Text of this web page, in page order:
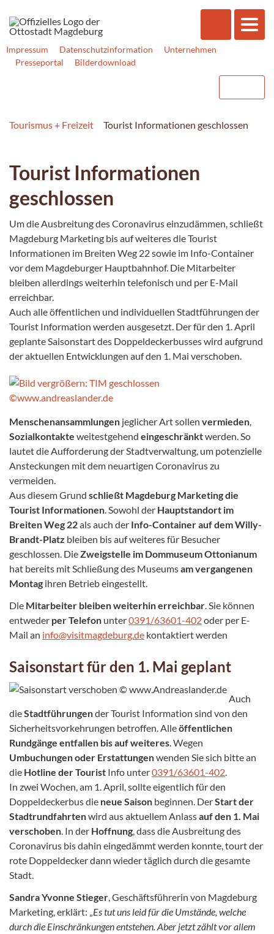
Impressum Datenschutzinformation
Unternehmen
Presseportal
Bilderdownload
Tourismus + Freizeit Tourist Informationen geschlossen
Tourist Informationen
geschlossen
Um die Ausbreitung des Coronavirus einzudämmen, schließt
Magdeburg Marketing bis auf weiteres die Tourist
Informationen im Breiten Weg 22 sowie im Info-Container
vor dem Magdeburger Hauptbahnhof. Die Mitarbeiter
bleiben allerdings weiterhin telefonisch und per E-Mail
erreichbar.
Auch alle öffentlichen und individuellen Stadtführungen der
Tourist Information werden ausgesetzt. Der für den 1. April
geplante Saisonstart des Doppeldeckerbusses wird aufgrund
der aktuellen Entwicklungen auf den 1. Mai verschoben.
Menschenansammlungen jeglicher Art sollen vermieden
Sozialkontakte weitestgehend eingeschränktwerden. So
lautet die Aufforderung der Stadtverwaltung, um potenzielle
Ansteckungen mit dem neuartigen Coronavirus zu
vermeiden.
Aus diesem Grund schließt Magdeburg Marketing die
Tourist Informationen . Sowohl der Hauptstandort im
Breiten Weg 22als auch der Info-Container auf dem Willy-
Brandt-Platz bleiben bis auf weiteres für Besucher
geschlossen. DieZweigstelle im Dommuseum Ottonianum
hat bereits mit Schließung des Museumsam vergangenen
Montag ihren Betrieb eingestellt.
Die Mitarbeiter bleiben weiterhin erreichbar . Sie können
entweder per Telefon unter0391/63601-402oder per E-
Mail an info@visitmagdeburg.de kontaktiert werden
Saisonstart für den 1. Mai geplant
Auch
dieStadtführungender Tourist Information sind von den
Sicherheitsvorkehrungen betroffen. Alleöffentlichen
Rundgänge entfallen bis auf weiteres . Wegen
Umbuchungen oder Erstattungenwenden Sie sich bitte an
die Hotline der Tourist Info unter0391/63601-402
In zwei Wochen, am 1. April, sollte eigentlich für den
Doppeldeckerbus die neue Saison beginnen. DerStart der
Stadtrundfahrtenwird aus aktuellem Anlassauf den 1. Mai
verschoben . In der Hoffnung , dass die Ausbreitung des
Coronavirus bis dahin eingedämmt werden konnte, tourt der
rote Doppeldecker dann wieder täglich durch die gesamte
Stadt.
Sandra Yvonne Stieger , Geschäftsführerin von Magdeburg
Marketing, erklärt: „ Es tut uns leid für die Umstände, welche
durch die Einschränkungen entstehen. Aber jetzt zählt vor allem